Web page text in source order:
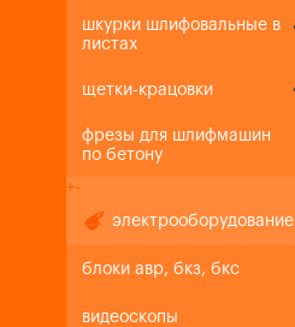
шкурки шлифовальные в
листах
щетки-крацовки
фрезы для шлифмашин
по бетону
+-
электрооборудование
блоки авр, бкз, бкс
видеоскопы